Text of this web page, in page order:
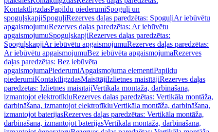
KontaktligzdasPapildu piederumiSpoguļi un
spoguļskapjiSpoguļiRezerves daļas paredzētas: SpoguļiAr iebūvētu
apgaismojumuRezerves daļas paredzētas: Ar iebūvētu
apgaismojumuSpoguļskapjiRezerves daļas paredzētas:
SpoguļskapjiAr iebūvētu apgaismojumuRezerves daļas paredzētas:
Ar iebūvētu apgaismojumuBez iebūvēta apgaismojumaRezerves
daļas paredzētas: Bez iebūvēta
apgaismojumaPiederumiApgaismojuma elementiPapildu
piederumiKontaktligzdasMaisītājiIzlietnes maisītājiRezerves daļas
paredzētas: Izlietnes maisītājiVertikāla montāža, darbināšana,
izmantojot elektrotīkluRezerves daļas paredzētas: Vertikāla montāža,
darbināšana, izmantojot elektrotīkluVertikāla montāža, darbināšana,
izmantojot baterijasRezerves daļas paredzētas: Vertikāla montāža,
darbināšana, izmantojot baterijasVertikāla montāža, darbināšana,